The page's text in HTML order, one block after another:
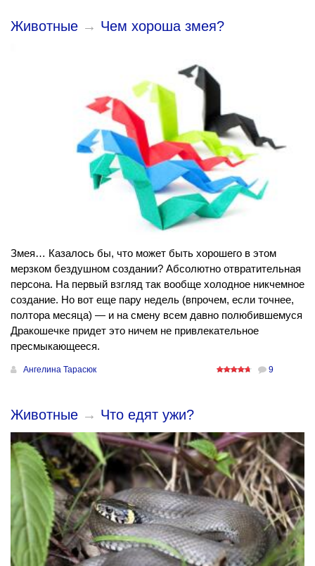
Животные → Чем хороша змея?
Змея… Казалось бы, что может быть хорошего в этом
мерзком бездушном создании? Абсолютно отвратительная
персона. На первый взгляд так вообще холодное никчемное
создание. Но вот еще пару недель (впрочем, если точнее,
полтора месяца) — и на смену всем давно полюбившемуся
Дракошечке придет это ничем не привлекательное
пресмыкающееся.
Ангелина Тарасюк 9
Животные → Что едят ужи?